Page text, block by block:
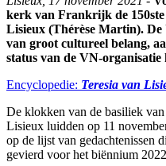
kerk van Frankrijk de 150ste
Lisieux (Thérèse Martin).
van groot cultureel belang,
status van de VN-organisatie
Encyclopedie: Teresia van
De klokken van de basiliek
Lisieux luidden op 11
op de lijst van gedachtenissen
gevierd voor het biënnium